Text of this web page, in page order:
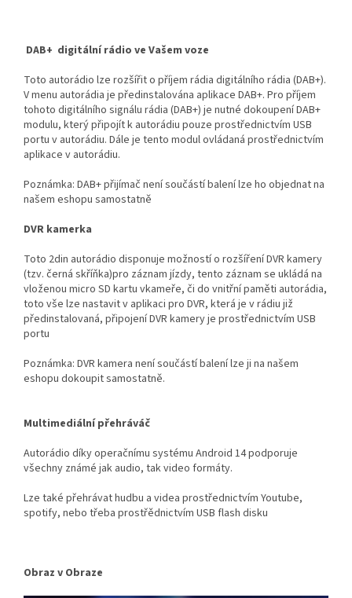
DAB+ digitální rádio ve Vašem voze
Toto autorádio lze rozšířit o příjem rádia digitálního rádia (DAB+).
V menu autorádia je předinstalována aplikace DAB+. Pro příjem
tohoto digitálního signálu rádia (DAB+) je nutné dokoupení DAB+
modulu, který připojít k autorádiu pouze prostřednictvím USB
portu v autorádiu. Dále je tento modul ovládaná prostřednictvím
aplikace v autorádiu.
Poznámka: DAB+ přijímač není součástí balení lze ho objednat na
našem eshopu samostatně
DVR kamerka
Toto 2din autorádio disponuje možností o rozšíření DVR kamery
(tzv. černá skříňka)pro záznam jízdy, tento záznam se ukládá na
vloženou micro SD kartu vkameře, či do vnitřní paměti autorádia,
toto vše lze nastavit v aplikaci pro DVR, která je v rádiu již
předinstalovaná, připojení DVR kamery je prostřednictvím USB
portu
Poznámka: DVR kamera není součástí balení lze ji na našem
eshopu dokoupit samostatně.
Multimediální přehráváč
Autorádio díky operačnímu systému Android 14 podporuje
všechny známé jak audio, tak video formáty.
Lze také přehrávat hudbu a videa prostřednictvím Youtube,
spotify, nebo třeba prostřědnictvím USB flash disku
Obraz v Obraze